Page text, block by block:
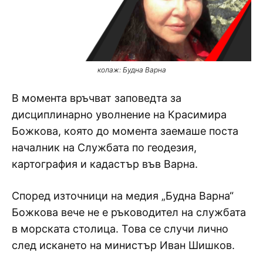
колаж: Будна Варна
В момента връчват заповедта за
дисциплинарно уволнение на Красимира
Божкова, която до момента заемаше поста
началник на Службата по геодезия,
картография и кадастър във Варна.
Според източници на медия „Будна Варна“
Божкова вече не е ръководител на службата
в морската столица. Това се случи лично
след искането на министър Иван Шишков.